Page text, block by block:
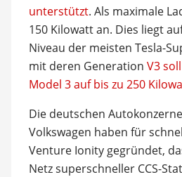
unterstützt. Als maximale
150 Kilowatt an. Dies liegt
Niveau der meisten Tesla-
mit deren Generation V3
Model 3 auf bis zu 250
Die deutschen
Volkswagen haben für
Venture Ionity gegründet,
Netz superschneller CCS-